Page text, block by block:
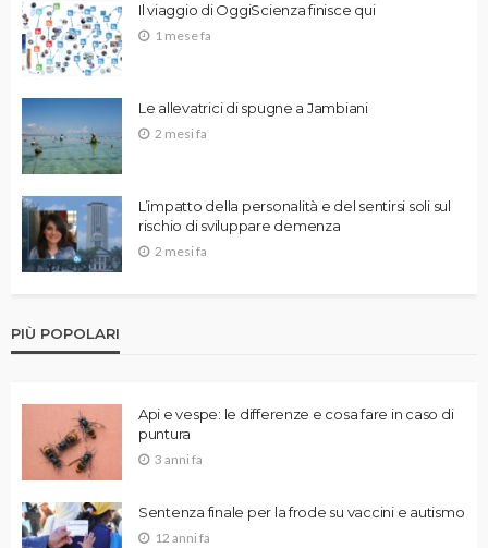
Il viaggio di OggiScienza finisce qui
1 mese fa
Le allevatrici di spugne a Jambiani
2 mesi fa
L’impatto della personalità e del sentirsi soli sul
rischio di sviluppare demenza
2 mesi fa
PIÙ POPOLARI
Api e vespe: le differenze e cosa fare in caso di
puntura
3 anni fa
Sentenza finale per la frode su vaccini e autismo
12 anni fa